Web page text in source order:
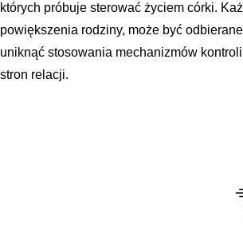
których próbuje sterować życiem córki.
powiększenia rodziny, może być
uniknąć stosowania mechanizmów
stron relacji.